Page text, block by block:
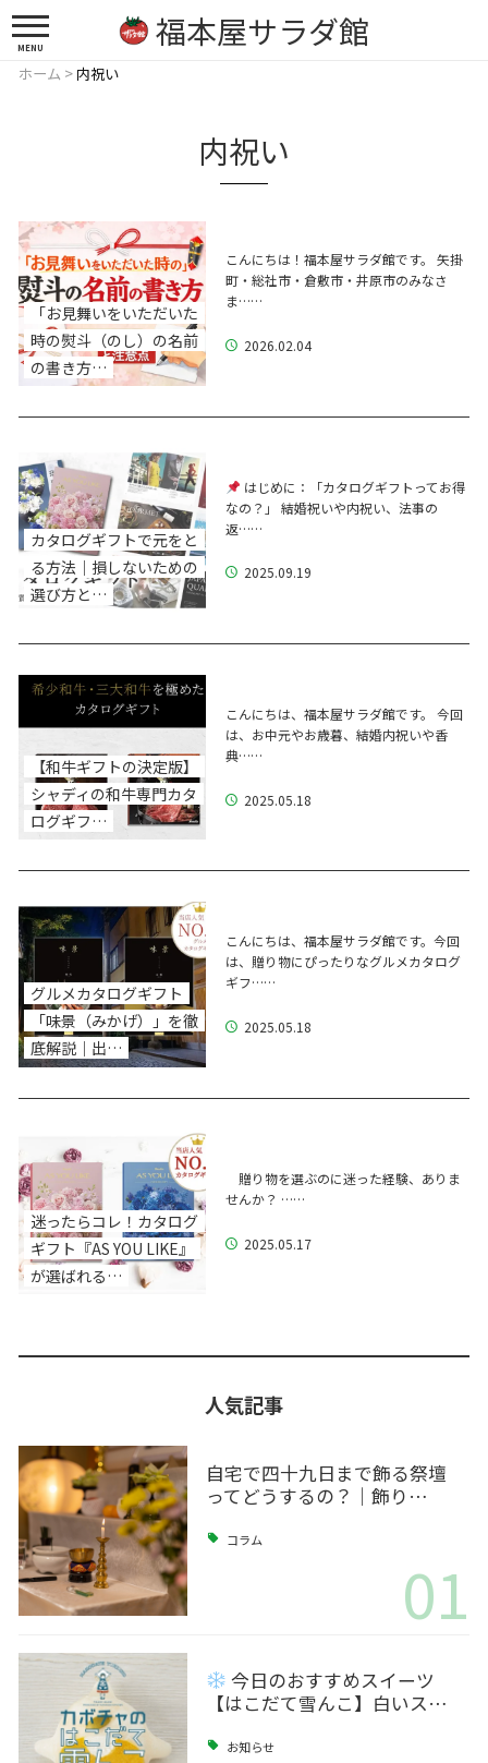
福本屋サラダ館
MENU
ホーム > 内祝い
内祝い
「お見舞いをいただいた
時の熨斗（のし）の名前
の書き方…
こんにちは！福本屋サラダ館です。 矢掛
町・総社市・倉敷市・井原市のみなさ
ま……
2026.02.04
カタログギフトで元をと
る方法｜損しないための
選び方と…
はじめに：「カタログギフトってお得
なの？」 結婚祝いや内祝い、法事の
返……
2025.09.19
【和牛ギフトの決定版】
シャディの和牛専門カタ
ログギフ…
こんにちは、福本屋サラダ館です。 今回
は、お中元やお歳暮、結婚内祝いや香
典……
2025.05.18
グルメカタログギフト
「味景（みかげ）」を徹
底解説｜出…
こんにちは、福本屋サラダ館です。今回
は、贈り物にぴったりなグルメカタログ
ギフ……
2025.05.18
迷ったらコレ！カタログ
ギフト『AS YOU LIKE』
が選ばれる…
贈り物を選ぶのに迷った経験、ありま
せんか？ ……
2025.05.17
人気記事
自宅で四十九日まで飾る祭壇
ってどうするの？｜飾り…
コラム
01
今日のおすすめスイーツ
【はこだて雪んこ】白いス…
お知らせ